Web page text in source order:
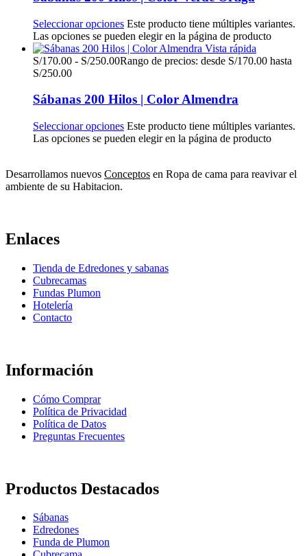
Seleccionar opciones Este producto tiene múltiples variantes.
Las opciones se pueden elegir en la página de producto
Vista rápida
S/170.00 - S/250.00Rango de precios: desde S/170.00 hasta
S/250.00
Sábanas 200 Hilos | Color Almendra
Seleccionar opciones Este producto tiene múltiples variantes.
Las opciones se pueden elegir en la página de producto
Desarrollamos nuevos Conceptos en Ropa de cama para reavivar el
ambiente de su Habitacion.
Enlaces
Tienda de Edredones y sabanas
Cubrecamas
Fundas Plumon
Hotelería
Contacto
Información
Cómo Comprar
Política de Privacidad
Política de Datos
Preguntas Frecuentes
Productos Destacados
Sábanas
Edredones
Funda de Plumon